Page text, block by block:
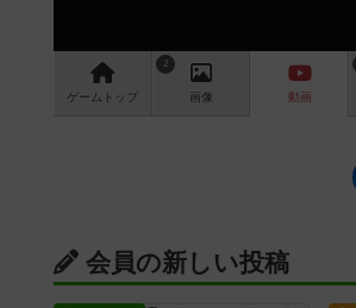
ゲーム トップ
2
画像 動画
会員の新しい投稿